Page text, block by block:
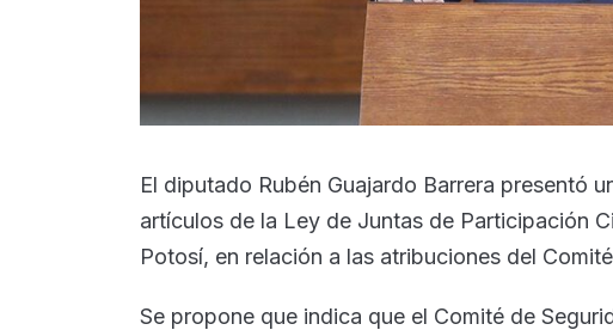
El diputado Rubén Guajardo Barrera presentó
artículos de la Ley de Juntas de Participación
Potosí, en relación a las atribuciones del
Se propone que indica que el Comité de